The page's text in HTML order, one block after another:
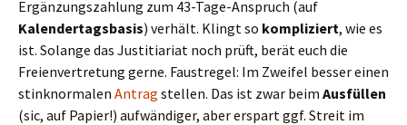
Ergänzungszahlung zum 43-Tage-Anspruch (auf
Kalendertagsbasis) verhält. Klingt so kompliziert, wie es
ist. Solange das Justitiariat noch prüft, berät euch die
Freienvertretung gerne. Faustregel: Im Zweifel besser einen
stinknormalen Antrag stellen. Das ist zwar beim Ausfüllen
(sic, auf Papier!) aufwändiger, aber erspart ggf. Streit im